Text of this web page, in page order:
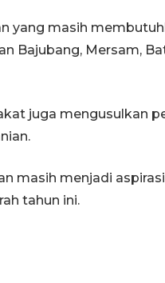
yang masih
Bajubang, Mersam,
juga mengusulkan
masih menjadi
tahun ini.